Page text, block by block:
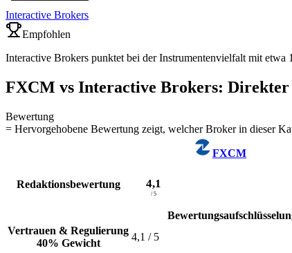
Interactive Brokers
Empfohlen
Interactive Brokers punktet bei der Instrumentenvielfalt mit etwa
FXCM vs Interactive Brokers:
Bewertung
= Hervorgehobene Bewertung zeigt, welcher Broker in dieser
FXCM
Redaktionsbewertung 4,1
/ 5
Vertrauen & Regulierung
40% Gewicht
4,1 / 5